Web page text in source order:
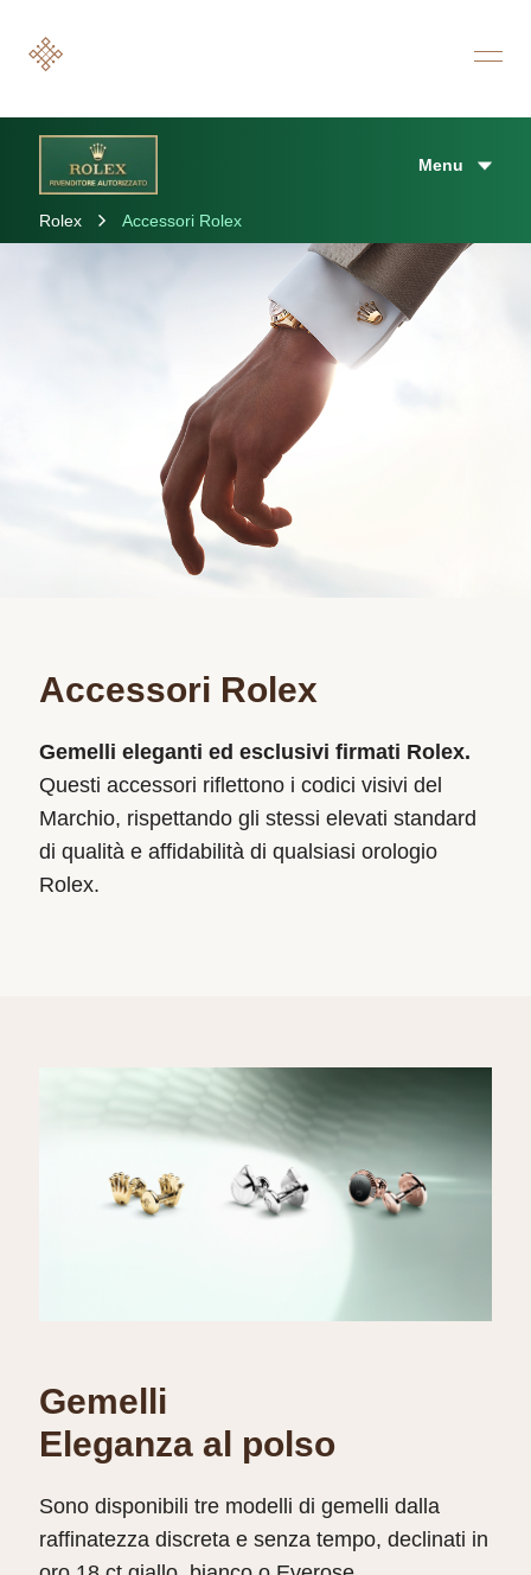
Menu
Rolex Accessori Rolex
Accessori Rolex
Gemelli eleganti ed esclusivi firmati Rolex.
Questi accessori riflettono i codici visivi del
Marchio, rispettando gli stessi elevati standard
di qualità e affidabilità di qualsiasi orologio
Rolex.
Gemelli
Eleganza al polso
Sono disponibili tre modelli di gemelli dalla
raffinatezza discreta e senza tempo, declinati in